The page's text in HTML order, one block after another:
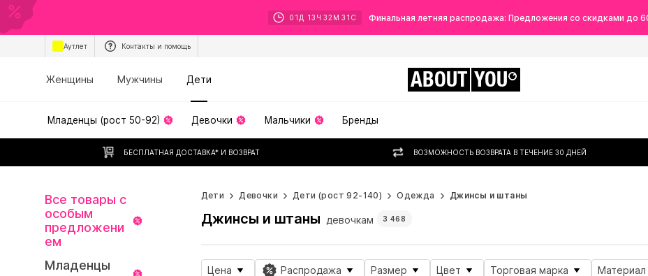
01 Д 13 Ч 32 М 29 С Финальная летняя распродажа: Предложения со скидками до
Аутлет Контакты и помощь
Женщины Мужчины Дети ABOUT YOU
Младенцы (рост 50-92) Девочки Мальчики Бренды
БЕСПЛАТНАЯ ДОСТАВКА* И ВОЗВРАТ ВОЗМОЖНОСТЬ ВОЗВРАТА В ТЕЧЕНИЕ 30 ДНЕЙ
Все товары с
особым
предложени
ем
Младенцы
Дети Девочки Дети (рост 92-140) Одежда Джинсы и штаны
Джинсы и штаны девочкам 3 468
Цена Распродажа Размер Цвет Торговая марка Материал